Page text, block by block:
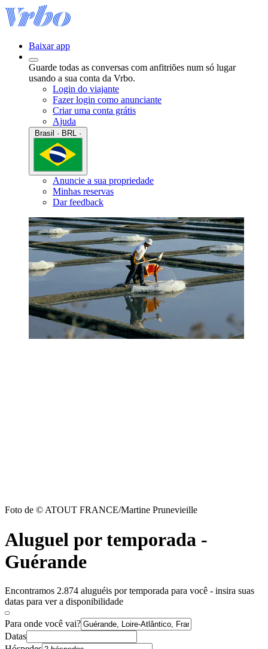
Baixar app
Guarde todas as conversas com anfitriões num só lugar
usando a sua conta da Vrbo.
Login do viajante
Fazer login como anunciante
Criar uma conta grátis
Ajuda
Anuncie a sua propriedade
Minhas reservas
Dar feedback
Foto de © ATOUT FRANCE/Martine Prunevieille
Aluguel por temporada -
Guérande
Encontramos 2.874 aluguéis por temporada para você - insira suas
datas para ver a disponibilidade
Para onde você vai?
Datas